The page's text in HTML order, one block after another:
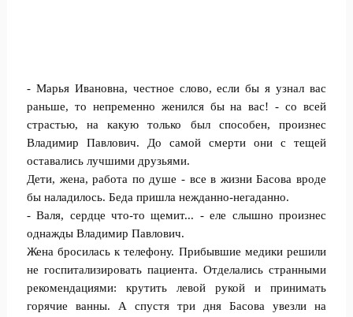
- Марья Ивановна, честное слово, если бы я узнал вас
раньше, то непременно женился бы на вас! - со всей
страстью, на какую только был способен, произнес
Владимир Павлович. До самой смерти они с тещей
оставались лучшими друзьями.
Дети, жена, работа по душе - все в жизни Басова вроде
бы наладилось. Беда пришла нежданно-негаданно.
- Валя, сердце что-то щемит... - еле слышно произнес
однажды Владимир Павлович.
Жена бросилась к телефону. Прибывшие медики решили
не госпитализировать пациента. Отделались странными
рекомендациями: крутить левой рукой и принимать
горячие ванны. А спустя три дня Басова увезли на